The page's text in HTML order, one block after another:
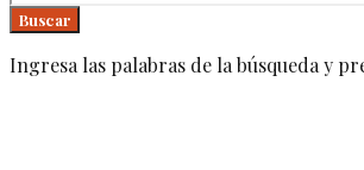
Buscar
Ingresa las palabras de la búsqueda y